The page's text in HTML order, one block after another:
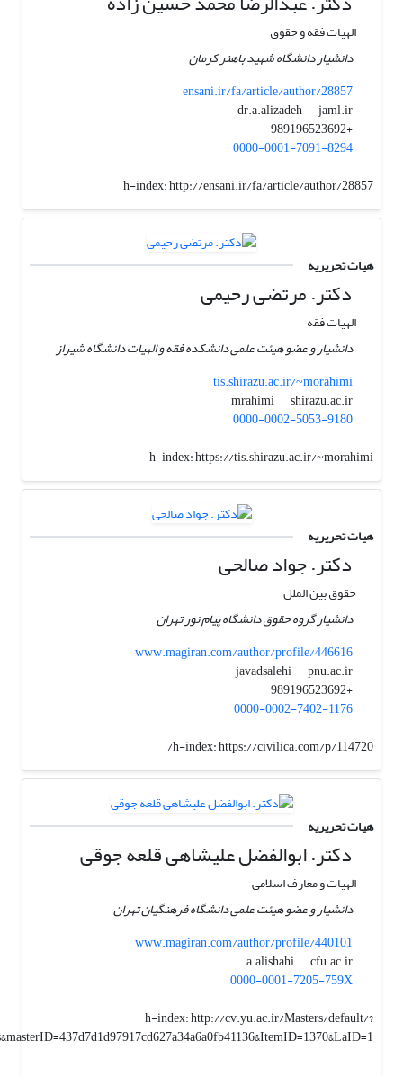
الهیات فقه و حقوق
دانشیار دانشگاه شهید باهنر کرمان
ensani.ir/fa/article/author/28857
dr.a.alizadeh
jaml.ir
+989196523692
0000-0001-7091-8294
h-index:http://ensani.ir/fa/article/author/28857
هیات تحریریه
دکتر. مرتضی رحیمی
الهیات فقه
دانشیار و عضو هیئت علمی دانشکده فقه و الهیات دانشگاه شیراز
tis.shirazu.ac.ir/~morahimi
mrahimi
shirazu.ac.ir
0000-0002-5053-9180
h-index:https://tis.shirazu.ac.ir/~morahimi
هیات تحریریه
دکتر. جواد صالحی
حقوق بین الملل
دانشیار گروه حقوق دانشگاه پیام نور تهران
www.magiran.com/author/profile/446616
javadsalehi
pnu.ac.ir
+989196523692
0000-0002-7402-1176
h-index:https://civilica.com/p/114720/
هیات تحریریه
دکتر. ابوالفضل علیشاهی قلعه جوقی
الهیات و معارف اسلامی
دانشیار و عضو هیئت علمی دانشگاه فرهنگیان تهران
www.magiran.com/author/profile/440101
a.alishahi
cfu.ac.ir
0000-0001-7205-759X
h-index:http://cv.yu.ac.ir/Masters/default/?